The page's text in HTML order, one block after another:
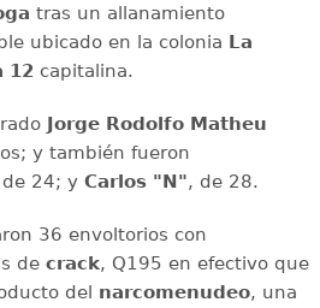
tras un allanamiento
ubicado en la colonia La
12capitalina.
Jorge Rodolfo Matheu
y también fueron
24; y Carlos "N", de 28.
36 envoltorios con
de crack, Q195 en efectivo que
del narcomenudeo, una